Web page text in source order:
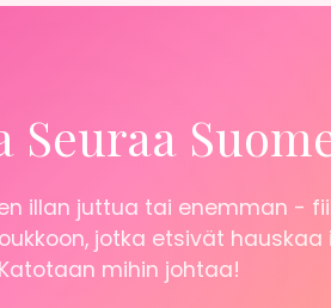
illan juttua tai enemman -
jotka etsivät hauskaa
mihin johtaa!